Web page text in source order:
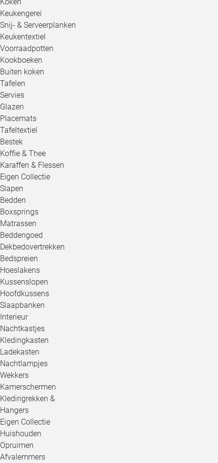
Keukengerei
Snij- & Serveerplanken
Keukentextiel
Voorraadpotten
Kookboeken
Buiten koken
Tafelen
Servies
Glazen
Placemats
Tafeltextiel
Bestek
Koffie & Thee
Karaffen & Flessen
Eigen Collectie
Slapen
Bedden
Boxsprings
Matrassen
Beddengoed
Dekbedovertrekken
Bedspreien
Hoeslakens
Kussenslopen
Hoofdkussens
Slaapbanken
Interieur
Nachtkastjes
Kledingkasten
Ladekasten
Nachtlampjes
Wekkers
Kamerschermen
Kledingrekken &
Hangers
Eigen Collectie
Huishouden
Opruimen
Afvalemmers